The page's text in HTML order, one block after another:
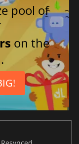
pool of
on the